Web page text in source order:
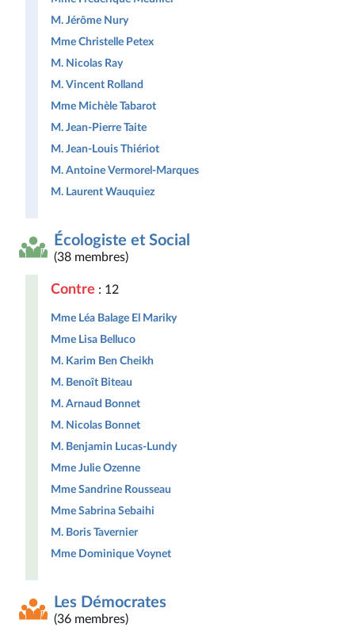
M. Jérôme Nury
Mme Christelle Petex
M. Nicolas Ray
M. Vincent Rolland
Mme Michèle Tabarot
M. Jean-Pierre Taite
M. Jean-Louis Thiériot
M. Antoine Vermorel-Marques
M. Laurent Wauquiez
Écologiste et Social
(38 membres)
Contre : 12
Mme Léa Balage El Mariky
Mme Lisa Belluco
M. Karim Ben Cheikh
M. Benoît Biteau
M. Arnaud Bonnet
M. Nicolas Bonnet
M. Benjamin Lucas-Lundy
Mme Julie Ozenne
Mme Sandrine Rousseau
Mme Sabrina Sebaihi
M. Boris Tavernier
Mme Dominique Voynet
Les Démocrates
(36 membres)